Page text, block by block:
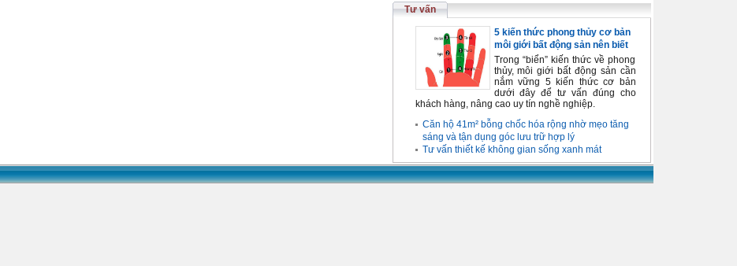
Tư vấn
5 kiến thức phong thủy cơ bản
môi giới bất động sản nên biết
Trong “biển” kiến thức về phong
thủy, môi giới bất động sản cần
nắm vững 5 kiến thức cơ bản
dưới đây để tư vấn đúng cho
khách hàng, nâng cao uy tín nghề nghiệp.
Căn hộ 41m² bỗng chốc hóa rộng nhờ mẹo tăng
sáng và tận dụng góc lưu trữ hợp lý
Tư vấn thiết kế không gian sống xanh mát